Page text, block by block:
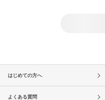
はじめての方へ
よくある質問